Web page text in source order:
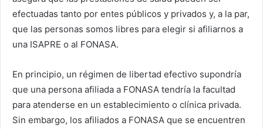
efectuadas tanto por entes públicos y privados y, a la par,
que las personas somos libres para elegir si afiliarnos a
una ISAPRE o al FONASA.
En principio, un régimen de libertad efectivo supondría
que una persona afiliada a FONASA tendría la facultad
para atenderse en un establecimiento o clínica privada.
Sin embargo, los afiliados a FONASA que se encuentren